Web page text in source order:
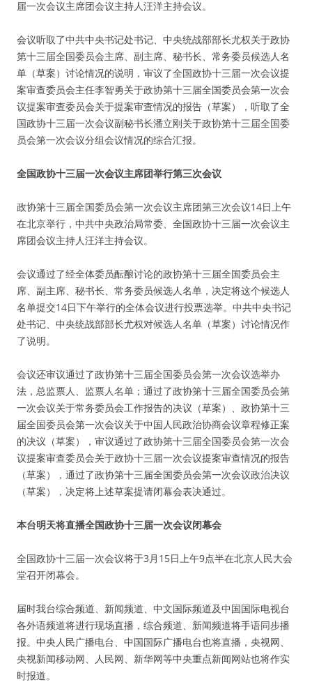
届一次会议主席团会议主持人汪洋主持会议。
会议听取了中共中央书记处书记、中央统战部部长尤权关于政协
第十三届全国委员会主席、副主席、秘书长、常务委员候选人名
单（草案）讨论情况的说明，审议了全国政协十三届一次会议提
案审查委员会主任李智勇关于政协第十三届全国委员会第一次会
议提案审查委员会关于提案审查情况的报告（草案），听取了全
国政协十三届一次会议副秘书长潘立刚关于政协第十三届全国委
员会第一次会议分组会议情况的综合汇报。
全国政协十三届一次会议主席团举行第三次会议
政协第十三届全国委员会第一次会议主席团第三次会议14日上午
在北京举行，中共中央政治局常委、全国政协十三届一次会议主
席团会议主持人汪洋主持会议。
会议通过了经全体委员酝酿讨论的政协第十三届全国委员会主
席、副主席、秘书长、常务委员候选人名单，决定将这个候选人
名单提交14日下午举行的全体会议进行投票选举。中共中央书记
处书记、中央统战部部长尤权对候选人名单（草案）讨论情况作
了说明。
会议还审议通过了政协第十三届全国委员会第一次会议选举办
法，总监票人、监票人名单；通过了政协第十三届全国委员会第
一次会议关于常务委员会工作报告的决议（草案）、政协第十三
届全国委员会第一次会议关于中国人民政治协商会议章程修正案
的决议（草案），审议通过了政协第十三届全国委员会第一次会
议提案审查委员会关于政协十三届一次会议提案审查情况的报告
（草案），通过了政协第十三届全国委员会第一次会议政治决议
（草案），决定将上述草案提请闭幕会表决通过。
本台明天将直播全国政协十三届一次会议闭幕会
全国政协十三届一次会议将于3月15日上午9点半在北京人民大会
堂召开闭幕会。
届时我台综合频道、新闻频道、中文国际频道及中国国际电视台
各外语频道将进行现场直播，综合频道、新闻频道将手语同步播
报。中央人民广播电台、中国国际广播电台也将直播，央视网、
央视新闻移动网、人民网、新华网等中央重点新闻网站也将作实
时报道。